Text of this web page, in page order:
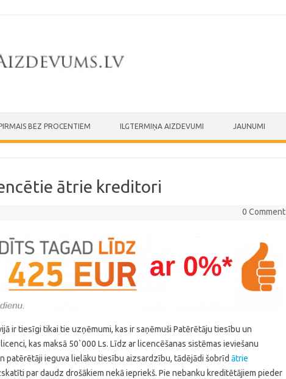
BEZ PROCENTIEM ILGTERMIŅA AIZDEVUMI JAUNUMI
ātrie kreditori
0 Comment
ir tiesīgi tikai tie uzņēmumi, kas ir saņēmuši Patērētāju tiesību un
kas maksā 50`000 Ls. Līdz ar licencēšanas sistēmas ieviešanu
patērētāji ieguva lielāku tiesību aizsardzību, tādējādi šobrīd ātrie
par daudz drošākiem nekā iepriekš. Pie nebanku kreditētājiem pieder